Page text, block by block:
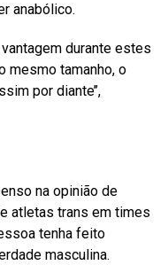
anabólico.
durante estes
mesmo tamanho, o
por diante’’,
na opinião de
atletas trans em times
tenha feito
masculina.